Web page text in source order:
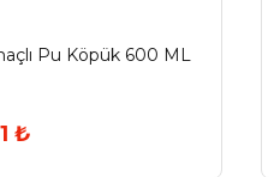
Pu Köpük 600 ML
₺